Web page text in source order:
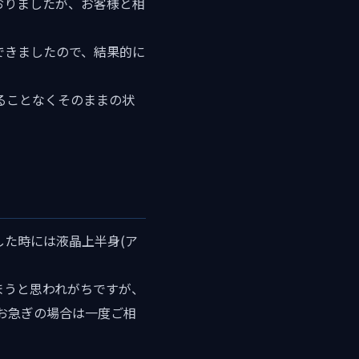
ましたので、結果的に
ことなくそのままの状
時には液晶上半身(ア
と思われがちですが、
急ぎの場合は一度ご相